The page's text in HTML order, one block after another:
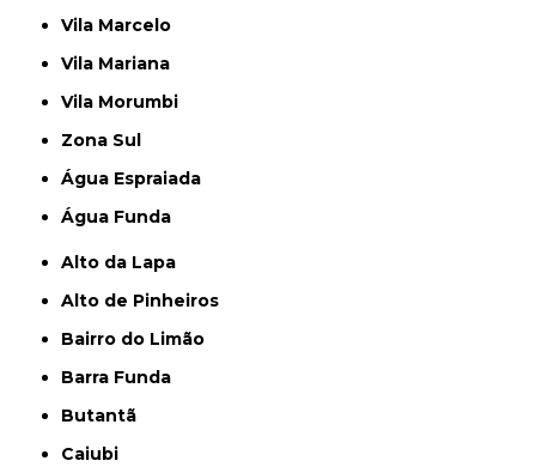
Vila Marcelo
Vila Mariana
Vila Morumbi
Zona Sul
Água Espraiada
Água Funda
Alto da Lapa
Alto de Pinheiros
Bairro do Limão
Barra Funda
Butantã
Caiubi